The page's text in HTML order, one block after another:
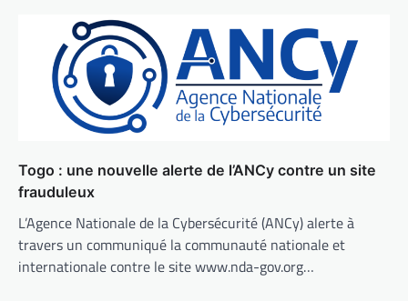
Togo : une nouvelle alerte de l’ANCy contre un site
frauduleux
L’Agence Nationale de la Cybersécurité (ANCy) alerte à
travers un communiqué la communauté nationale et
internationale contre le site www.nda-gov.org…